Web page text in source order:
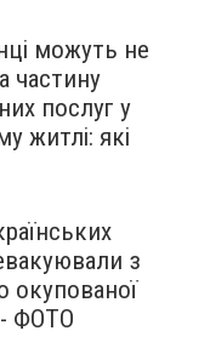
можуть не
частину
послуг у
житлі: які
з
окупованої
- ФОТО